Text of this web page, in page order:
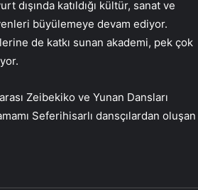
dışında katıldığı kültür, sanat ve
büyülemeye devam ediyor.
de katkı sunan akademi, pek çok
Zeibekiko ve Yunan Dansları
Seferihisarlı dansçılardan oluşan